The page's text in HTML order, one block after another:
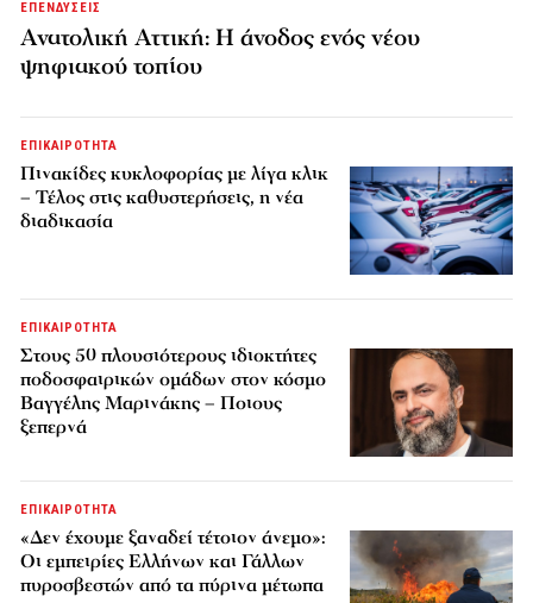
ΕΠΕΝΔΥΣΕΙΣ
Ανατολική Αττική: Η άνοδος ενός νέου
ψηφιακού τοπίου
ΕΠΙΚΑΙΡΟΤΗΤΑ
Πινακίδες κυκλοφορίας με λίγα κλικ
– Τέλος στις καθυστερήσεις, η νέα
διαδικασία
ΕΠΙΚΑΙΡΟΤΗΤΑ
Στους 50 πλουσιότερους ιδιοκτήτες
ποδοσφαιρικών ομάδων στον κόσμο
Βαγγέλης Μαρινάκης – Ποιους
ξεπερνά
ΕΠΙΚΑΙΡΟΤΗΤΑ
«Δεν έχουμε ξαναδεί τέτοιον άνεμο»:
Οι εμπειρίες Ελλήνων και Γάλλων
πυροσβεστών από τα πύρινα μέτωπα